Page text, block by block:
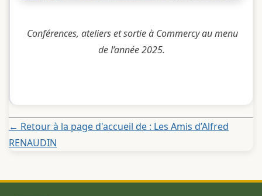
Conférences, ateliers et sortie à Commercy au menu
de l’année 2025.
← Retour à la page d'accueil de : Les Amis d’Alfred
RENAUDIN